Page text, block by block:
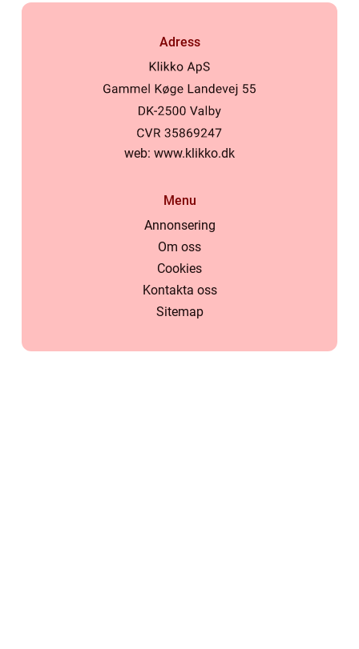
Adress
web: www.klikko.dk
Menu
Annonsering
Om oss
Cookies
Kontakta oss
Sitemap